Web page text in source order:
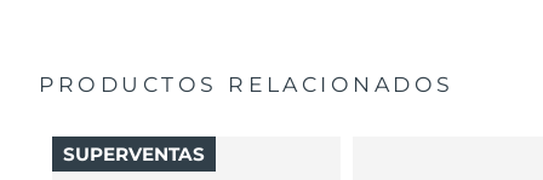
PRODUCTOS RELACIONADOS
SUPERVENTAS